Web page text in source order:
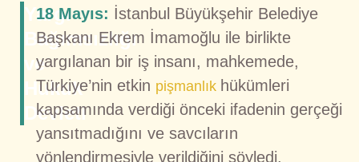
Yargı
Bağımsızlığı
ve
Hukuk
Devleti
18 Mayıs: İstanbul Büyükşehir Belediye
Başkanı Ekrem İmamoğlu ile birlikte
yargılanan bir iş insanı, mahkemede,
Türkiye’nin etkin pişmanlık hükümleri
kapsamında verdiği önceki ifadenin gerçeği
yansıtmadığını ve savcıların
yönlendirmesiyle verildiğini söyledi.